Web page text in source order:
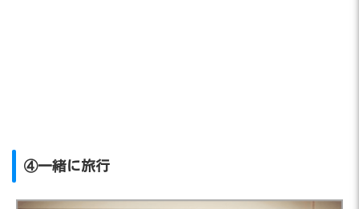
④一緒に旅行